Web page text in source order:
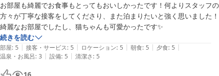
グランコテージベンガルのの森
スタッフ一同
グランコテージ ベンガルの森
お部屋も綺麗でお食事もとってもおいしかったです！何よりスタッフの
方々が丁寧な接客をしてくださり、また泊まりたいと強く思いました！
綺麗なお部屋でしたし、猫ちゃんも可愛かったです✨
続きを読む
部屋: 5 | 接客・サービス: 5 | ロケーション: 5 | 朝食: 5 | 夕食: 5 |
温泉・お風呂: 3 | 設備: 5 | 清潔さ: 5